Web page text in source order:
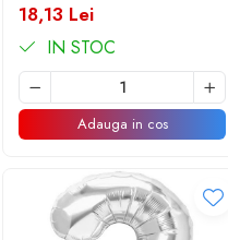
18,13 Lei
IN STOC
Adauga in cos